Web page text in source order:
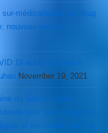
médicalisation et “drug
nouveau record
19 aurait sa source
November 19, 2021
du 5ieme circuit
et nécessite une “full